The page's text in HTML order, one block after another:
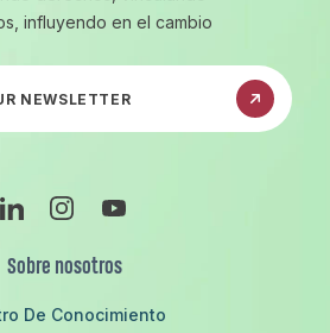
influyendo en el cambio
boletín informativo
LinkedInInstagramYouTube
Sobre nosotros
De Conocimiento